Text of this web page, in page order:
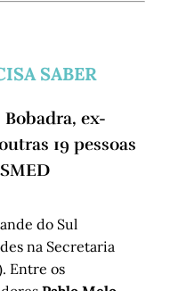
SABER
ex-
19 pessoas
do Sul
na Secretaria
Entre os